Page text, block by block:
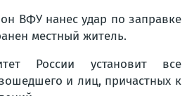
ВФУ нанес удар по заправке
местный житель.
России установит все
и лиц, причастных к